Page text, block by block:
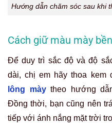
Hướng dẫn chăm sóc sau khi
Cách giữ màu mày
Để duy trì sắc độ và độ
dài, chị em hãy thoa kem
lông màytheo hướng
Đồng thời, bạn cũng nên
tiếp với ánh nắng mặt trời